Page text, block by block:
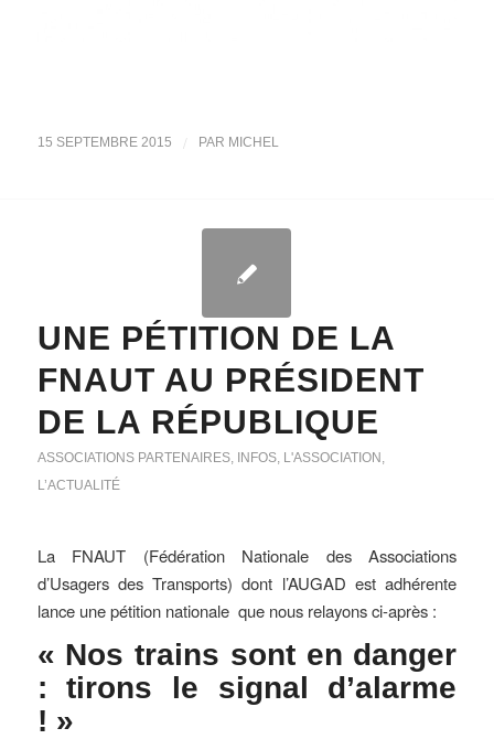
15 SEPTEMBRE 2015 / PAR MICHEL
UNE PÉTITION DE LA
FNAUT AU PRÉSIDENT
DE LA RÉPUBLIQUE
ASSOCIATIONS PARTENAIRES, INFOS, L'ASSOCIATION ,
L’ACTUALITÉ
La FNAUT (Fédération Nationale des Associations
d’Usagers des Transports) dont l’AUGAD est adhérente
lance une pétition nationale que nous relayons ci-après :
« Nos trains sont en danger
: tirons le signal d’alarme
! »